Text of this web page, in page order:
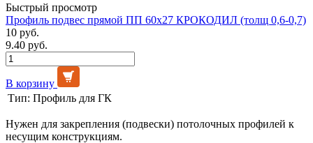
Быстрый просмотр
Профиль подвес прямой ПП 60х27 КРОКОДИЛ (толщ 0,6-0,7)
10 руб.
9.40 руб.
В корзину
Тип: Профиль для ГК
Нужен для закрепления (подвески) потолочных профилей к
несущим конструкциям.